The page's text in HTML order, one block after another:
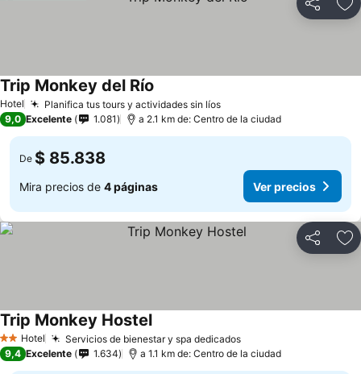
Compartir
Hotel Planifica tus tours y actividades sin líos
Trip Monkey del Río
9,0 Excelente 1.081 a 2.1 km de: Centro de la ciudad
De $ 85.838
Mira precios de 4 páginas Ver precios
Compartir
2 Estrellas
Hotel Servicios de bienestar y spa dedicados
Trip Monkey Hostel
9,4 Excelente 1.634 a 1.1 km de: Centro de la ciudad